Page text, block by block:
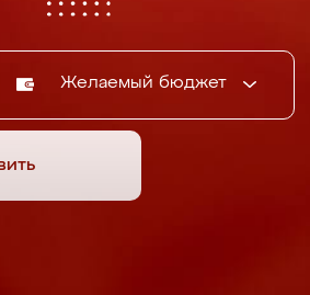
Желаемый бюджет